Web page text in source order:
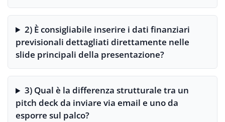
2) È consigliabile inserire i dati finanziari
previsionali dettagliati direttamente nelle
slide principali della presentazione?
3) Qual è la differenza strutturale tra un
pitch deck da inviare via email e uno da
esporre sul palco?